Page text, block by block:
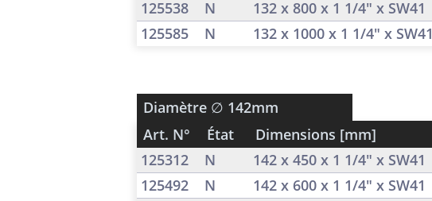
125538 N 132 x 800 x 1 1/4" x SW41
125585 N 132 x 1000 x 1 1/4" x SW41
Diamètre ∅ 142mm
Art. N°
État Dimensions [mm]
125312
N 142 x 450 x 1 1/4" x SW41
125492 N 142 x 600 x 1 1/4" x SW41